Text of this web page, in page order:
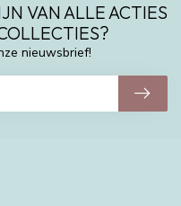
VAN ALLE ACTIES
nieuwsbrief!